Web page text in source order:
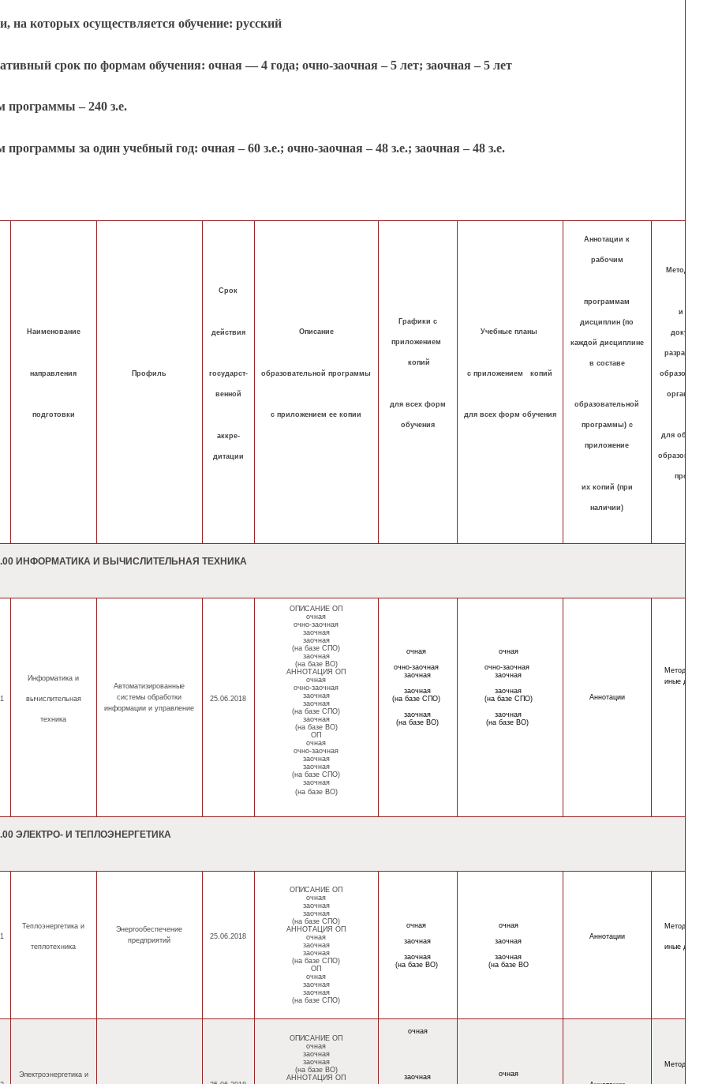
на которых осуществляется обучение: русский
срок по формам обучения: очная — 4 года; очно-заочная – 5 лет; заочная – 5 лет
программы – 240 з.е.
программы за один учебный год: очная – 60 з.е.; очно-заочная – 48 з.е.; заочная – 48 з.е.
Наименование
направления
подготовки
Профиль
Срок
действия
государст-
венной
аккре-
дитации
Описание
образовательной программы
с приложением ее копии
Графики с
приложением
копий
для всех форм
обучения
Учебные планы
с приложением копий
для всех форм обучения
Аннотации к
рабочим
программам
дисциплин (по
каждой дисциплине
в составе
образовательной
программы) с
приложение
их копий (при
наличии)
и иные
для
ИНФОРМАТИКА И ВЫЧИСЛИТЕЛЬНАЯ ТЕХНИКА
Информатика и
вычислительная
техника
Автоматизированные
системы обработки
информации и управление
25.06.2018
ОПИСАНИЕ ОП
очная
очно-заочная
заочная
заочная
(на базе СПО)
заочная
(на базе ВО)
АННОТАЦИЯ ОП
очная
очно-заочная
заочная
заочная
(на базе СПО)
заочная
(на базе ВО)
ОП
очная
очно-заочная
заочная
заочная
(на базе СПО)
заочная
(на базе ВО)
очная
очно-заочная
заочная
заочная
(на базе СПО)
заочная
(на базе ВО)
очная
очно-заочная
заочная
заочная
(на базе СПО)
заочная
(на базе ВО)
Аннотации
иные
ЭЛЕКТРО- И ТЕПЛОЭНЕРГЕТИКА
Теплоэнергетика и
теплотехника
Энергообеспечение
предприятий
25.06.2018
ОПИСАНИЕ ОП
очная
заочная
заочная
(на базе СПО)
АННОТАЦИЯ ОП
очная
заочная
заочная
(на базе СПО)
ОП
очная
заочная
заочная
(на базе СПО)
очная
заочная
заочная
(на базе ВО)
очная
заочная
заочная
(на базе ВО
Аннотации
иные
Электроэнергетика и
ОПИСАНИЕ ОП
очная
заочная
заочная
(на базе ВО)
АННОТАЦИЯ ОП
очная
заочная
очная